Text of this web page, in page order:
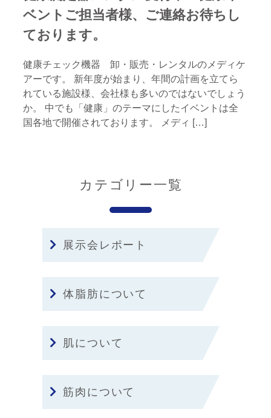
ベントご担当者様、ご連絡お待ちし
ております。
健康チェック機器 卸・販売・レンタルのメディケ
アーです。 新年度が始まり、年間の計画を立てら
れている施設様、会社様も多いのではないでしょう
か。 中でも「健康」のテーマにしたイベントは全
国各地で開催されております。 メディ […]
カテゴリー一覧
展示会レポート
体脂肪について
肌について
筋肉について